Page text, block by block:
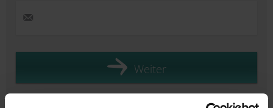
Weiter